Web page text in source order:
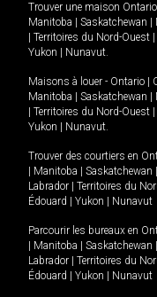
Trouver une maison Ontario
Manitoba
Saskatchewan
Territoires du Nord-Ouest
Yukon
Nunavut.
Maisons à louer - Ontario
Manitoba
Saskatchewan
Territoires du Nord-Ouest
Yukon
Nunavut.
Trouver des courtiers en
Manitoba Saskatchewan
Labrador
Territoires du
Édouard
Yukon Nunavut
Parcourir les bureaux en
Manitoba Saskatchewan
Labrador
Territoires du
Édouard
Yukon Nunavut